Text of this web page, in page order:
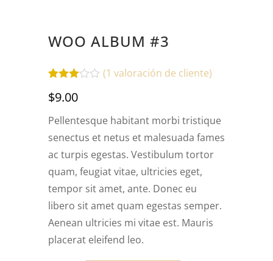
WOO ALBUM #3
con
5 en
base a
valoración
cliente
(1 valoración de cliente)
$9.00
Pellentesque habitant morbi tristique
senectus et netus et malesuada fames
ac turpis egestas. Vestibulum tortor
quam, feugiat vitae, ultricies eget,
tempor sit amet, ante. Donec eu
libero sit amet quam egestas semper.
Aenean ultricies mi vitae est. Mauris
placerat eleifend leo.